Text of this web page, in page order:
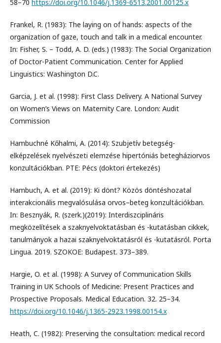
58–70 https://doi.org/10.1046/j.1369-6513.2001.00125.x
Frankel, R. (1983): The laying on of hands: aspects of the
organization of gaze, touch and talk in a medical encounter.
In: Fisher, S. – Todd, A. D. (eds.) (1983): The Social Organization
of Doctor-Patient Communication. Center for Applied
Linguistics: Washington D.C.
Garcia, J. et al. (1998): First Class Delivery. A National Survey
on Women’s Views on Maternity Care. London: Audit
Commission
Hambuchné Kőhalmi, A. (2014): Szubjetív betegség-
elképzelések nyelvészeti elemzése hipertóniás betegháziorvos
konzultációkban. PTE: Pécs (doktori értekezés)
Hambuch, A. et al. (2019): Ki dönt? Közös döntéshozatal
interakcionális megvalósulása orvos–beteg konzultációkban.
In: Besznyák, R. (szerk.)(2019): Interdiszciplináris
megközelítések a szaknyelvoktatásban és -kutatásban cikkek,
tanulmányok a hazai szaknyelvoktatásról és -kutatásról. Porta
Lingua. 2019. SZOKOE: Budapest. 373–389.
Hargie, O. et al. (1998): A Survey of Communication Skills
Training in UK Schools of Medicine: Present Practices and
Prospective Proposals. Medical Education. 32. 25–34.
https://doi.org/10.1046/j.1365-2923.1998.00154.x
Heath, C. (1982): Preserving the consultation: medical record